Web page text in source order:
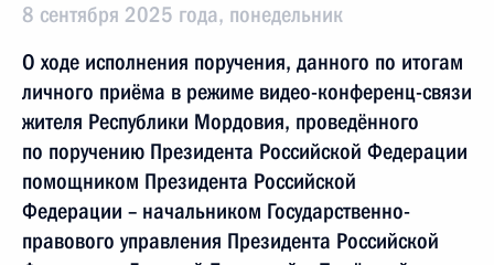
8 сентября 2025 года, понедельник
О ходе исполнения поручения, данного по итогам
личного приёма в режиме видео-конференц-связи
жителя Республики Мордовия, проведённого
по поручению Президента Российской Федерации
помощником Президента Российской
Федерации – начальником Государственно-
правового управления Президента Российской